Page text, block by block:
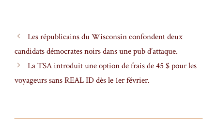
Les républicains du Wisconsin confondent deux
candidats démocrates noirs dans une pub d’attaque.
La TSA introduit une option de frais de 45 $ pour les
voyageurs sans REAL ID dès le 1er février.